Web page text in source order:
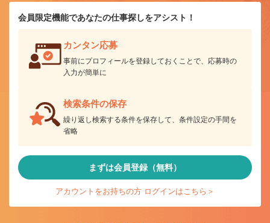
会員限定機能であなたの仕事探しをアシスト！
カンタン応募
事前にプロフィールを登録しておくことで、応募時の
入力が簡単に
検索条件の保存
繰り返し検索する条件を保存して、条件設定の手間を
省略
まずは会員登録（無料）
アカウントをお持ちの方 ログインはこちら＞